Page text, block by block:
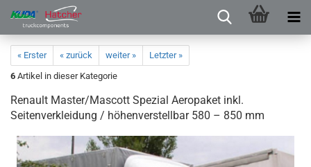
« Erster « zurück weiter »
Letzter »
6 Artikel in dieser Kategorie
Renault Master/Mascott Spezial Aeropaket inkl.
Seitenverkleidung / höhenverstellbar 580 – 850 mm